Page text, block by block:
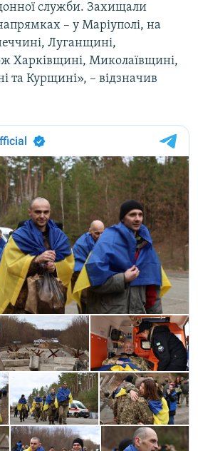
служби. Захищали
– у Маріуполі, на
Луганщині,
Харківщині, Миколаївщині,
та Курщині», – відзначив